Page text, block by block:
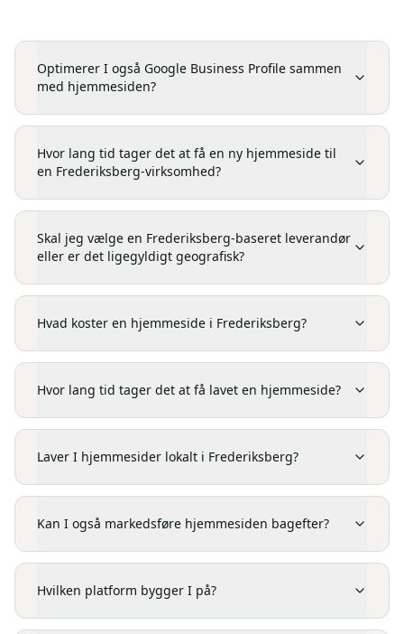
Optimerer I også Google Business Profile sammen
med hjemmesiden?
Hvor lang tid tager det at få en ny hjemmeside til
en Frederiksberg-virksomhed?
Skal jeg vælge en Frederiksberg-baseret leverandør
eller er det ligegyldigt geografisk?
Hvad koster en hjemmeside i Frederiksberg?
Hvor lang tid tager det at få lavet en hjemmeside?
Laver I hjemmesider lokalt i Frederiksberg?
Kan I også markedsføre hjemmesiden bagefter?
Hvilken platform bygger I på?